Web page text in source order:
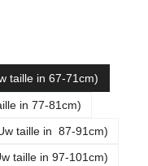
taille in 67-71cm)
in 77-81cm)
taille in 87-91cm)
taille in 97-101cm)